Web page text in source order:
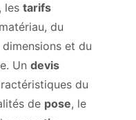
les tarifs
du
et du
Un devis
du
de pose, le